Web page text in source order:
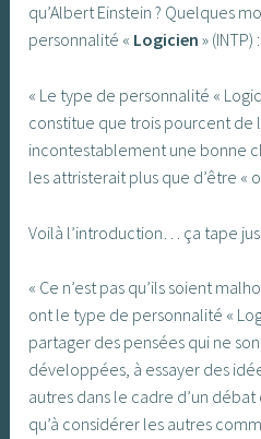
qu’Albert Einstein ? Quelques
personnalité « Logicien » (INTP) :
« Le type de personnalité «
constitue que trois pourcent de
incontestablement une bonne
les attristerait plus que d’être «
Voilà l’introduction… ça tape
« Ce n’est pas qu’ils soient
ont le type de personnalité «
partager des pensées qui ne
développées, à essayer des
autres dans le cadre d’un
qu’à considérer les autres